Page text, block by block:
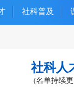
社科普及
社科人
(名单持续